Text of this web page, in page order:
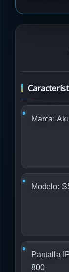
Marca:
Modelo:
Pantalla
800